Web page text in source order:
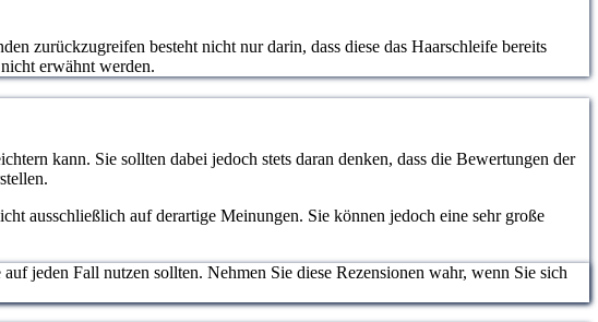
zurückzugreifen besteht nicht nur darin, dass diese das Haarschleife bereits
erwähnt werden.
kann. Sie sollten dabei jedoch stets daran denken, dass die Bewertungen der
ausschließlich auf derartige Meinungen. Sie können jedoch eine sehr große
jeden Fall nutzen sollten. Nehmen Sie diese Rezensionen wahr, wenn Sie sich